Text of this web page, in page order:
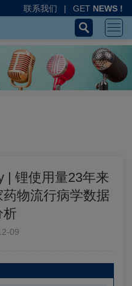
联系我们 | GET NEWS !
| 锂使用量23年来
物流行病学数据
析
09